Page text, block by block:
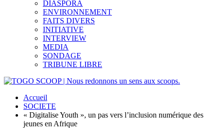
DIASPORA
ENVIRONNEMENT
FAITS DIVERS
INITIATIVE
INTERVIEW
MEDIA
SONDAGE
TRIBUNE LIBRE
Accueil
SOCIETE
« Digitalise Youth », un pas vers l’inclusion numérique des
jeunes en Afrique